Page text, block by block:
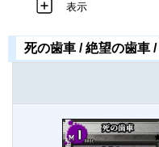
表示
死の歯車 / 絶望の歯車